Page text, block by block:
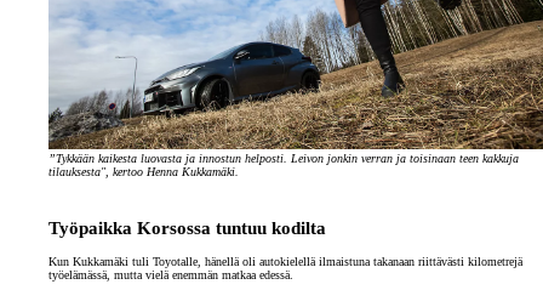
”Tykkään kaikesta luovasta ja innostun helposti. Leivon jonkin verran ja toisinaan teen kakkuja
tilauksesta", kertoo Henna Kukkamäki.
Työpaikka Korsossa tuntuu kodilta
Kun Kukkamäki tuli Toyotalle, hänellä oli autokielellä ilmaistuna takanaan riittävästi kilometrejä
työelämässä, mutta vielä enemmän matkaa edessä.